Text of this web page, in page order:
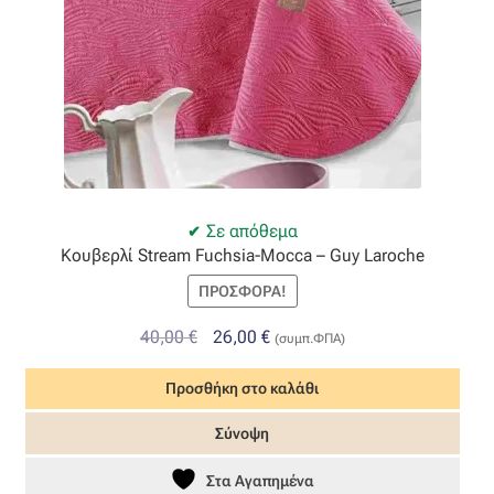
Σε απόθεμα
Κουβερλί Stream Fuchsia-Mocca – Guy Laroche
ΠΡΟΣΦΟΡΆ!
40,00€
Original
price
was:
40,00 €.
26,00 €Η
τρέχουσα
τιμή
είναι:
(συμπ.ΦΠΑ)
Προσθήκη στο καλάθι
Σύνοψη
Στα Αγαπημένα